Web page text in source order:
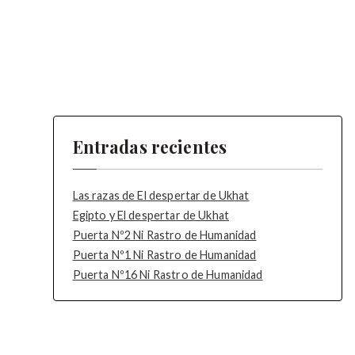
Entradas recientes
Las razas de El despertar de Ukhat
Egipto y El despertar de Ukhat
Puerta Nº2 Ni Rastro de Humanidad
Puerta Nº1 Ni Rastro de Humanidad
Puerta Nº16 Ni Rastro de Humanidad